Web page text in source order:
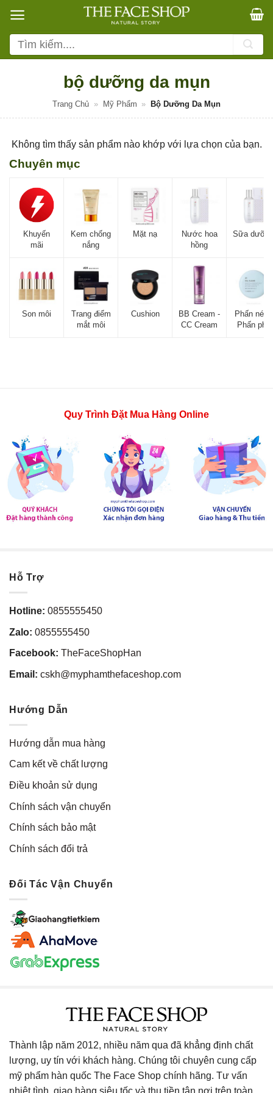
qua
nội
dung
Tìm
kiếm:
bộ dưỡng da mụn
Trang Chủ » Mỹ Phẩm » Bộ Dưỡng Da Mụn
Không tìm thấy sản phẩm nào khớp với lựa chọn của bạn.
Chuyên mục
Khuyến
mãi
Kem chống
nắng
Mặt nạ
Nước hoa
hồng
Sữa
Son môi
Trang điểm
mắt môi
Cushion
BB Cream -
CC Cream
Phấn nén -
Phấn phủ
Quy Trình Đặt Mua Hàng Online
Hỗ Trợ
Hotline: 0855555450
Zalo: 0855555450
Facebook: TheFaceShopHan
Email: cskh@myphamthefaceshop.com
Hướng Dẫn
Hướng dẫn mua hàng
Cam kết về chất lượng
Điều khoản sử dụng
Chính sách vận chuyển
Chính sách bảo mật
Chính sách đổi trả
Đối Tác Vận Chuyển
Thành lập năm 2012, nhiều năm qua đã khẳng định chất
lượng, uy tín với khách hàng. Chúng tôi chuyên cung cấp
mỹ phẩm hàn quốc The Face Shop chính hãng. Tư vấn
nhiệt tình, giao hàng siêu tốc và thu tiền tận nơi trên toàn